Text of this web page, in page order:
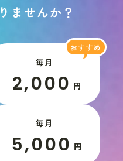
り ま せんか ？
毎月
2,000 円
毎月
5,000 円